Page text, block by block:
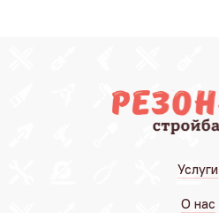
Услуги
О нас